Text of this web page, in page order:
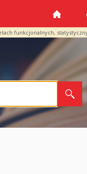
funkcjonalnych,